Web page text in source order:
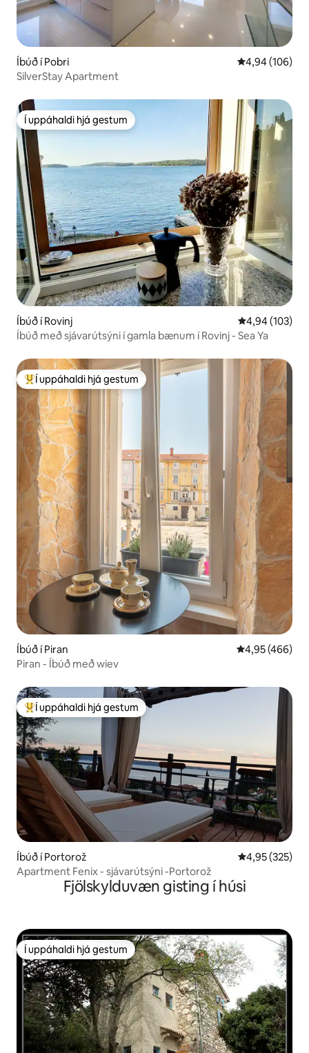
Íbúð í Pobri 4,94 af 5 í
4,94 (106)
SilverStay Apartment
Í uppáhaldi hjá gestum
Í uppáhaldi hjá gestum
Íbúð í Rovinj 4,94 af 5 í
4,94 (103)
Íbúð með sjávarútsýni í gamla bænum í Rovinj - Sea Ya
Í mestu uppáhaldi hjá gestum
Í uppáhaldi hjá gestum
Íbúð í Piran 4,95 af 5 í
4,95 (466)
Piran - Íbúð með wiev
Í mestu uppáhaldi hjá gestum
Í uppáhaldi hjá gestum
Íbúð í Portorož 4,95 af 5 í
4,95 (325)
Apartment Fenix - sjávarútsýni -Portorož
Fjölskylduvæn gisting í húsi
Í uppáhaldi hjá gestum
Í uppáhaldi hjá gestum